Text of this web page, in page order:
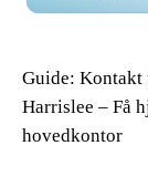
Guide:
Harrislee – Få
hovedkontor